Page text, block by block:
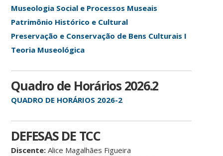
Museologia Social e Processos Museais
Patrimônio Histórico e Cultural
Preservação e Conservação de Bens Culturais I
Teoria Museológica
Quadro de Horários 2026.2
QUADRO DE HORÁRIOS 2026-2
DEFESAS DE TCC
Discente: Alice Magalhães Figueira